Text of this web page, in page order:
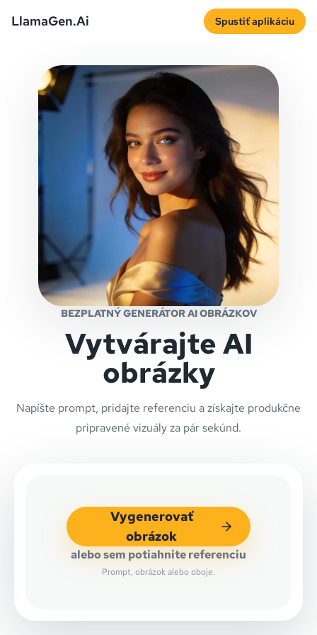
LlamaGen.Ai Spustiť aplikáciu
BEZPLATNÝ GENERÁTOR AI OBRÁZKOV
Vytvárajte AI
obrázky
Napíšte prompt, pridajte referenciu a získajte produkčne
pripravené vizuály za pár sekúnd.
Vygenerovať
obrázok
alebo sem potiahnite referenciu
Prompt, obrázok alebo oboje.